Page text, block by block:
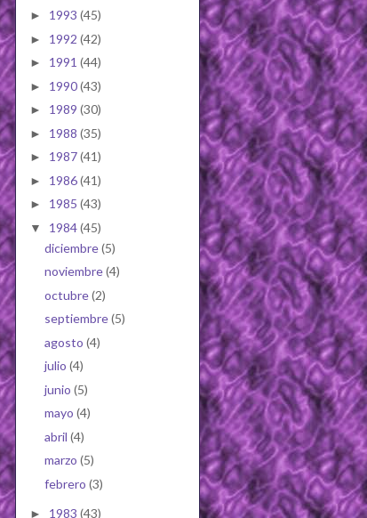
► 1993 (45)
► 1992 (42)
► 1991 (44)
► 1990(43)
► 1989 (30)
► 1988 (35)
► 1987(41)
► 1986(41)
► 1985 (43)
▼ 1984(45)
diciembre(5)
noviembre(4)
octubre(2)
septiembre(5)
agosto (4)
julio (4)
junio (5)
mayo (4)
abril (4)
marzo (5)
febrero (3)
► 1983 (43)